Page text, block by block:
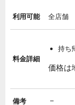
利用可能 全店舗
料金詳細
持ち
価格は
備考 –